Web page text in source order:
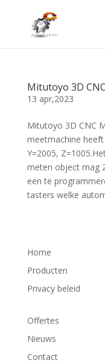
Mitutoyo 3D
13 apr,2023
Mitutoyo 3D CNC
meetmachine
Y=2005,
meten object mag
een te
tasters welke
Home
Producten
Privacy beleid
Offertes
Nieuws
Contact